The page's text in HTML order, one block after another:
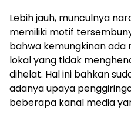
Lebih jauh, munculnya
memiliki motif
bahwa kemungkinan
lokal yang tidak
dihelat. Hal ini bahkan
adanya upaya
beberapa kanal media